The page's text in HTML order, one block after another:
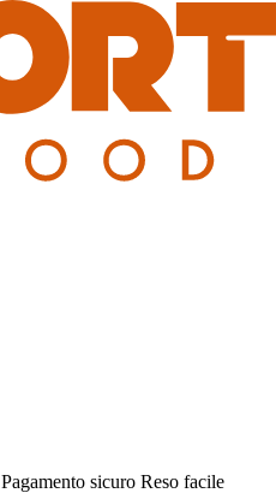
Pagamento sicuro Reso facile